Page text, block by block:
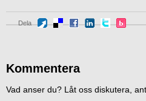
Dela
Kommentera
Vad anser du? Låt oss diskutera,